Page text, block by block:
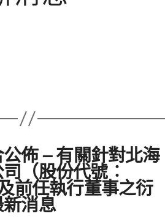
佈 – 有關針對北海
（股份代號︰
前任執行董事之衍
消息